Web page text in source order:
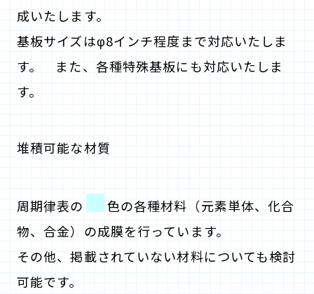
成いたします。
基板サイズはφ8インチ程度まで対応いたしま
す。 また、各種特殊基板にも対応いたしま
す。
堆積可能な材質
周期律表の ■色の各種材料（元素単体、化合
物、合金）の成膜を行っています。
その他、掲載されていない材料についても検討
可能です。